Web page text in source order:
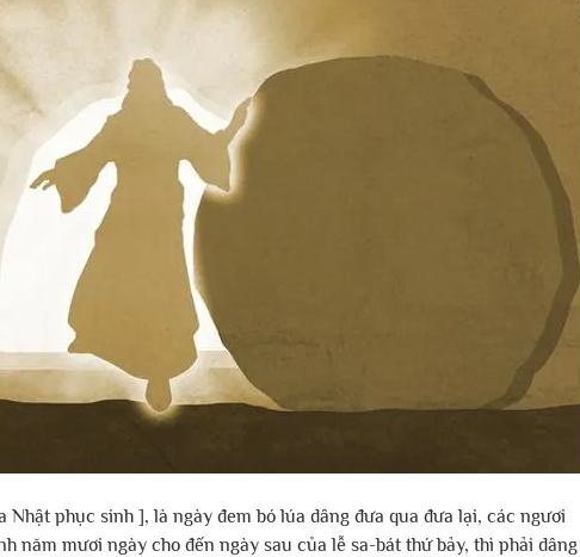
Nhật phục sinh ], là ngày đem bó lúa dâng đưa qua đưa lại, các ngươi
năm mươi ngày cho đến ngày sau của lễ sa-bát thứ bảy, thì phải dâng